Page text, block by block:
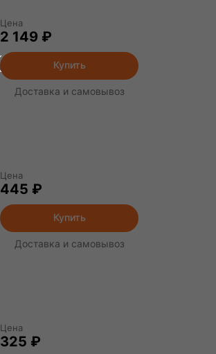
Цена
2 149 ₽
Купить
Доставка и самовывоз
Цена
445 ₽
Купить
Доставка и самовывоз
Цена
325 ₽